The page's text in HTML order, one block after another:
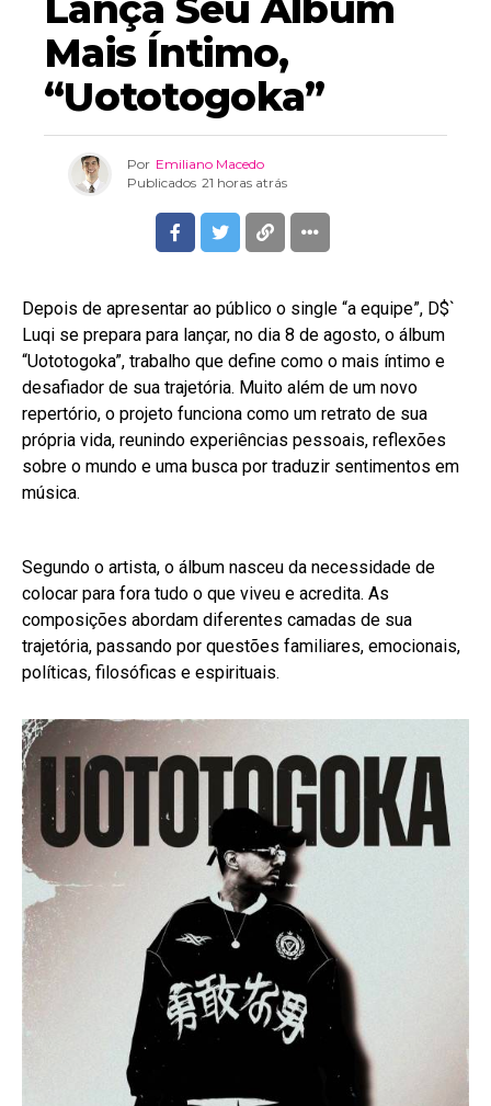
Mais Íntimo,
“Uototogoka”
Por Emiliano Macedo
Publicados 21 horas atrás
Depois de apresentar ao público o single “a equipe”, D$`
Luqi se prepara para lançar, no dia 8 de agosto, o álbum
“Uototogoka”, trabalho que define como o mais íntimo e
desafiador de sua trajetória. Muito além de um novo
repertório, o projeto funciona como um retrato de sua
própria vida, reunindo experiências pessoais, reflexões
sobre o mundo e uma busca por traduzir sentimentos em
música.
Segundo o artista, o álbum nasceu da necessidade de
colocar para fora tudo o que viveu e acredita. As
composições abordam diferentes camadas de sua
trajetória, passando por questões familiares, emocionais,
políticas, filosóficas e espirituais.